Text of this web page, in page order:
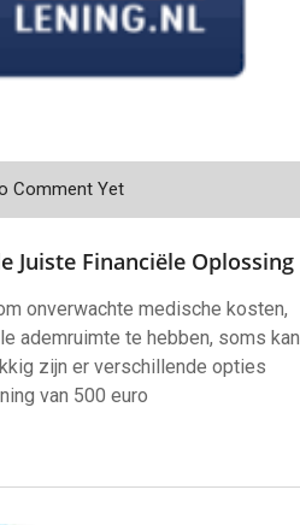
Comment Yet
Juiste Financiële Oplossing
onverwachte medische kosten,
ademruimte te hebben, soms kan
zijn er verschillende opties
van 500 euro